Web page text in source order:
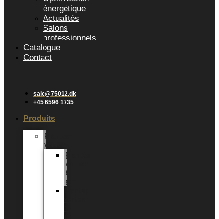
énergétique
Actualités
Salons
professionnels
Catalogue
Contact
sale@75012.dk
+45 6596 1735
Produits
Plantes
vertes
Plantes
vertes
6
cm